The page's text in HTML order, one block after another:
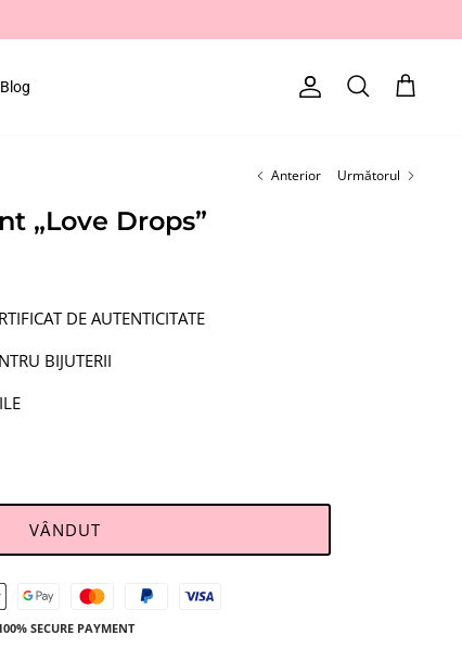
Blog ContCăutare Cart
Anterior Următorul
„Love Drops”
DE AUTENTICITATE
BIJUTERII
VÂNDUT
SECURE PAYMENT